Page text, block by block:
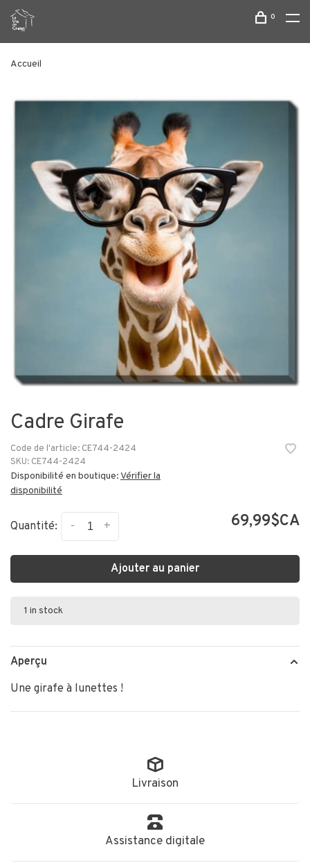
0
Accueil
Cadre Girafe
Code de l'article: CE744-2424
SKU: CE744-2424
Disponibilité en boutique:Vérifier la
disponibilité
Quantité: +
- 69,99$CA
Ajouter au panier
1 in stock
Aperçu
Une girafe à lunettes !
Livraison
Assistance digitale